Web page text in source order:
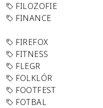
FILOZOFIE
FINANCE
FIREFOX
FITNESS
FLEGR
FOLKLÓR
FOOTFEST
FOTBAL